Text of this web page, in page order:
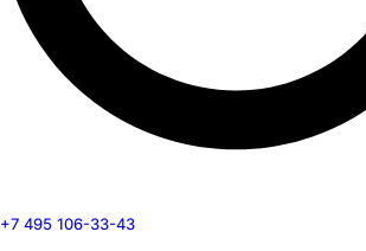
+7 495 106-33-43